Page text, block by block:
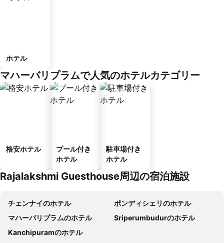
ホテル
マハーバリプラムで人気のホテルカテゴリー
格安ホテル
プール付き
ホテル
駐車場付き
ホテル
Rajalakshmi Guesthouse周辺の宿泊施設
チェンナイのホテル
ポンディシェリのホテル
マハーバリプラムのホテル
Sriperumbudurのホテル
Kanchipuramのホテル